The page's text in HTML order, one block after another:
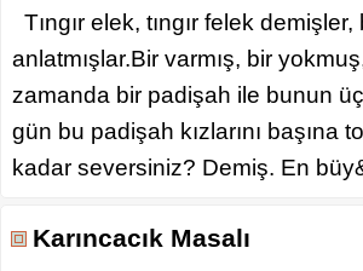
Tıngır elek, tıngır felek
anlatmışlar.Bir varmış, bir
zamanda bir padişah ile bunun üç
gün bu padişah kızlarını başına
kadar seversiniz? Demiş. En
Karıncacık Masalı